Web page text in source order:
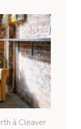
à Cleaver